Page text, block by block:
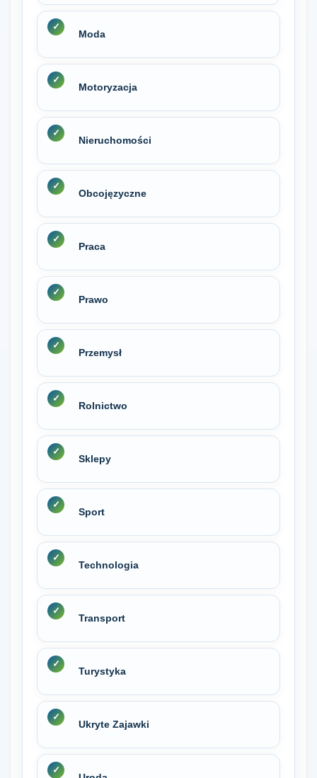
Moda
Motoryzacja
Nieruchomości
Obcojęzyczne
Praca
Prawo
Przemysł
Rolnictwo
Sklepy
Sport
Technologia
Transport
Turystyka
Ukryte Zajawki